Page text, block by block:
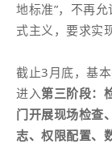
地标准”，不再允
式主义，要求实
截止3月底，基
进入第三阶段：
门开展现场检查
志、权限配置、